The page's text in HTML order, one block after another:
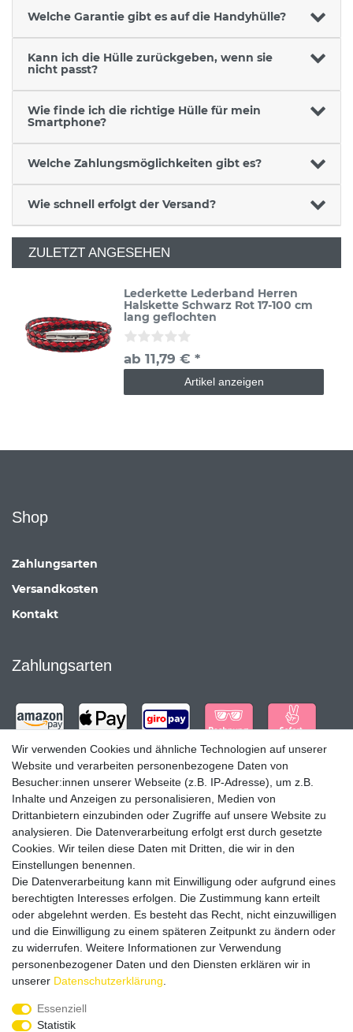
Welche Garantie gibt es auf die Handyhülle?
Kann ich die Hülle zurückgeben, wenn sie
nicht passt?
Wie finde ich die richtige Hülle für mein
Smartphone?
Welche Zahlungsmöglichkeiten gibt es?
Wie schnell erfolgt der Versand?
ZULETZT ANGESEHEN
Lederkette Lederband Herren
Halskette Schwarz Rot 17-100 cm
lang geflochten
ab 11,79 € *
Artikel anzeigen
Shop
Zahlungsarten
Versandkosten
Kontakt
Zahlungsarten
Versandpartner
Service & Kontakt
Rufen Sie uns an unter:
Wir verwenden Cookies und ähnliche Technologien auf unserer
Website und verarbeiten personenbezogene Daten von
Besucher:innen unserer Webseite (z.B. IP-Adresse), um z.B.
Inhalte und Anzeigen zu personalisieren, Medien von
Drittanbietern einzubinden oder Zugriffe auf unsere Website zu
analysieren. Die Datenverarbeitung erfolgt erst durch gesetzte
Cookies. Wir teilen diese Daten mit Dritten, die wir in den
Einstellungen benennen.
Die Datenverarbeitung kann mit Einwilligung oder aufgrund eines
berechtigten Interesses erfolgen. Die Zustimmung kann erteilt
oder abgelehnt werden. Es besteht das Recht, nicht einzuwilligen
und die Einwilligung zu einem späteren Zeitpunkt zu ändern oder
zu widerrufen. Weitere Informationen zur Verwendung
personenbezogener Daten und den Diensten erklären wir in
unserer Daten­schutz­erklärung
Essenziell
Statistik